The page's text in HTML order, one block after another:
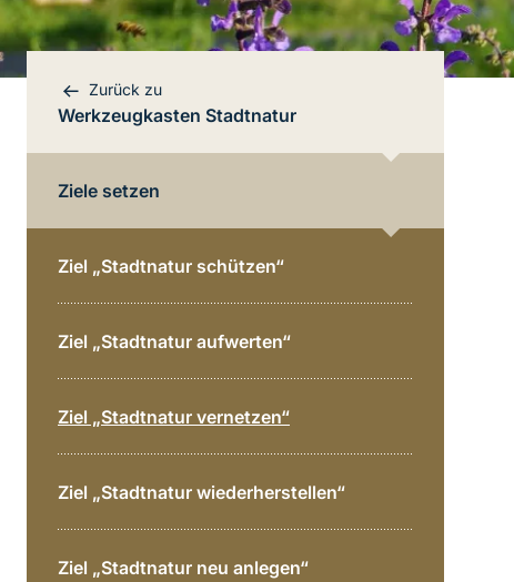
Bereichsnavigation
Direkt zur Hauptinhalte
Zurück zu
Werkzeugkasten Stadtnatur
Ziele setzen
Ziel „Stadtnatur schützen“
Ziel „Stadtnatur aufwerten“
Ziel „Stadtnatur vernetzen“
Ziel „Stadtnatur wiederherstellen“
Ziel „Stadtnatur neu anlegen“